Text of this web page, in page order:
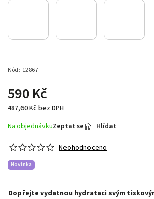
Kód: 12867
590 Kč
487,60 Kč bez DPH
Na objednávkuZeptat se Hlídat
Novinka
Neohodnoceno
Dopřejte vydatnou hydrataci svým